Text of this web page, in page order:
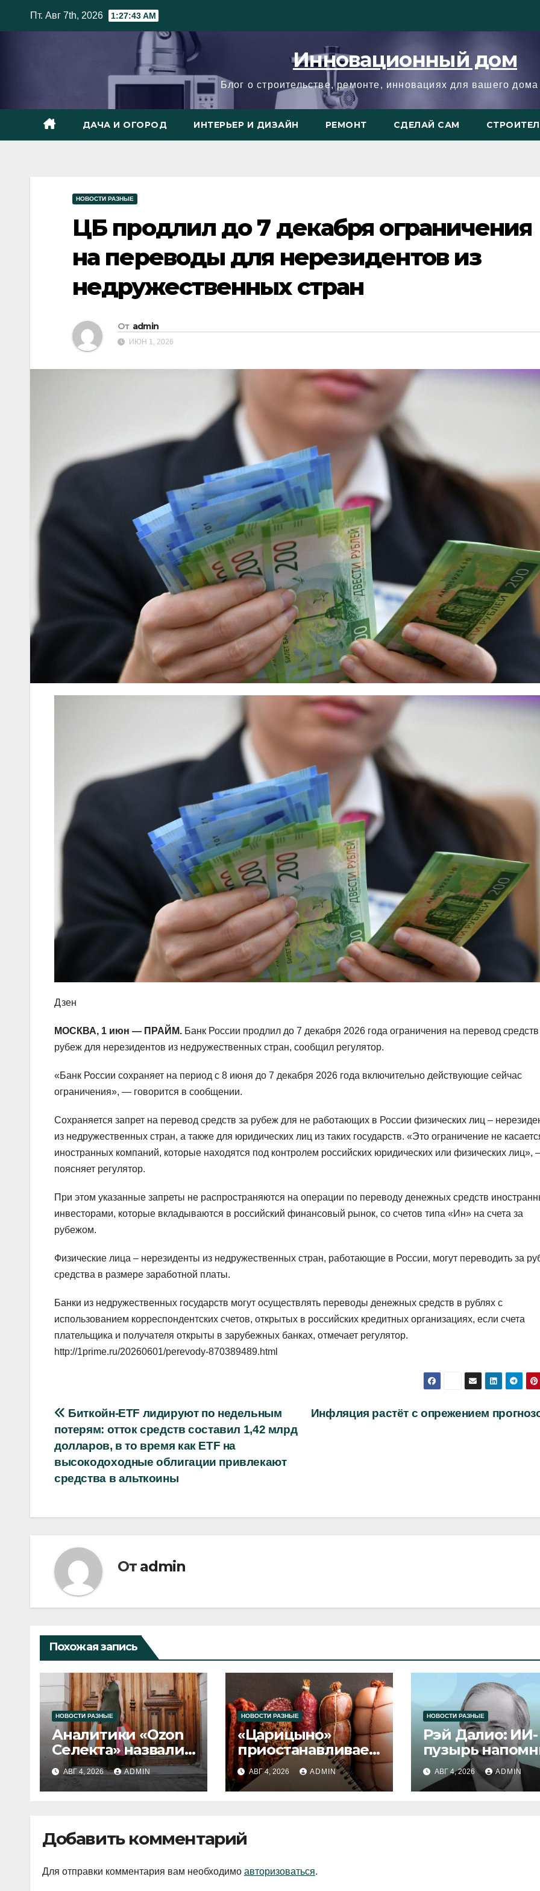
Пт. Авг 7th, 2026 1:27:45 AM
Инновационный дом
Блог о строительстве, ремонте, инновациях для вашего дома
ДАЧА И ОГОРОД ИНТЕРЬЕР И ДИЗАЙН РЕМОНТ СДЕЛАЙ САМ
НОВОСТИ РАЗНЫЕ
ЦБ продлил до 7 декабря ограничения
на переводы для нерезидентов из
недружественных стран
От admin
ИЮН 1, 2026
Дзен
МОСКВА, 1 июн — ПРАЙМ. Банк России продлил до 7 декабря 2026 года ограничения на перевод средств
рубеж для нерезидентов из недружественных стран, сообщил регулятор.
«Банк России сохраняет на период с 8 июня до 7 декабря 2026 года включительно действующие сейчас
ограничения», — говорится в сообщении.
Сохраняется запрет на перевод средств за рубеж для не работающих в России физических лиц –
из недружественных стран, а также для юридических лиц из таких государств. «Это ограничение не
иностранных компаний, которые находятся под контролем российских юридических или физических лиц»,
поясняет регулятор.
При этом указанные запреты не распространяются на операции по переводу денежных средств
инвесторами, которые вкладываются в российский финансовый рынок, со счетов типа «Ин» на счета за
рубежом.
Физические лица – нерезиденты из недружественных стран, работающие в России, могут переводить за
средства в размере заработной платы.
Банки из недружественных государств могут осуществлять переводы денежных средств в рублях с
использованием корреспондентских счетов, открытых в российских кредитных организациях, если счета
плательщика и получателя открыты в зарубежных банках, отмечает регулятор.
http://1prime.ru/20260601/perevody-870389489.html
Навигация
по
записям
Инфляция растёт с опрежением
Биткойн-ETF лидируют по недельным
потерям: отток средств составил 1,42 млрд
долларов, в то время как ETF на
высокодоходные облигации привлекают
средства в альткоины
От admin
Похожая запись
НОВОСТИ РАЗНЫЕ
Аналитики «Ozon
Селекта» назвали
fashion-тренды
2026 года
АВГ 4, 2026 ADMIN
НОВОСТИ РАЗНЫЕ
«Царицыно»
приостанавливает
выпуск продукции
АВГ 4, 2026 ADMIN
НОВОСТИ РАЗНЫЕ
Рэй Далио: ИИ-
пузырь
1929 и 2000
АВГ 4, 2026 ADMIN
Добавить комментарий
Для отправки комментария вам необходимо авторизоваться.